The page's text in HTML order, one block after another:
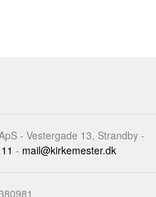
- Vestergade 13, Strandby -
- mail@kirkemester.dk